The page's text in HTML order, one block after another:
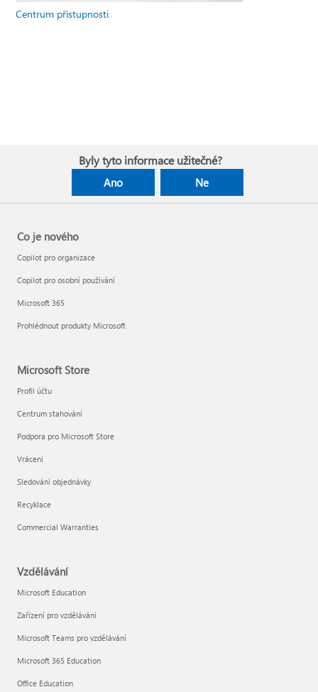
Centrum přístupnosti
Byly tyto informace užitečné?
Ano Ne
Co je nového
Copilot pro organizace
Copilot pro osobní používání
Microsoft 365
Prohlédnout produkty Microsoft
Microsoft Store
Profil účtu
Centrum stahování
Podpora pro Microsoft Store
Vrácení
Sledování objednávky
Recyklace
Commercial Warranties
Vzdělávání
Microsoft Education
Zařízení pro vzdělávání
Microsoft Teams pro vzdělávání
Microsoft 365 Education
Office Education